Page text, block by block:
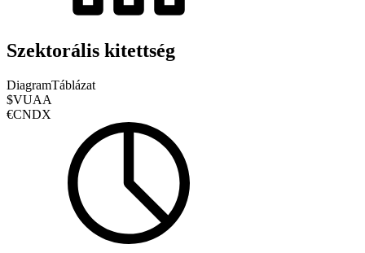
Szektorális kitettség
DiagramTáblázat
$VUAA
€CNDX